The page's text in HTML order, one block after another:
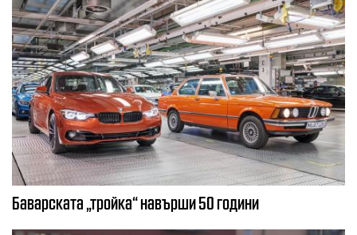
Баварската „тройка“ навърши 50 години